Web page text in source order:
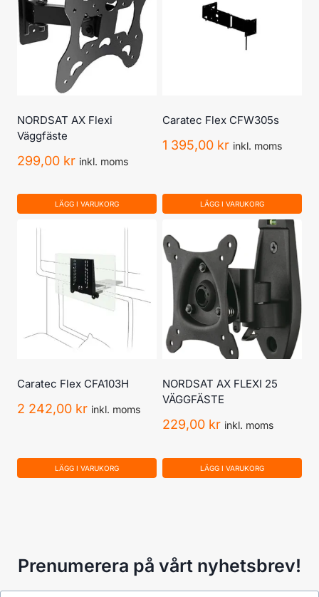
NORDSAT AX Flexi
Väggfäste
299,00 kr inkl. moms
LÄGG I VARUKORG
Caratec Flex CFW305s
1 395,00 kr inkl. moms
LÄGG I VARUKORG
Caratec Flex CFA103H
2 242,00 kr inkl. moms
LÄGG I VARUKORG
NORDSAT AX FLEXI 25
VÄGGFÄSTE
229,00 kr inkl. moms
LÄGG I VARUKORG
Prenumerera på vårt nyhetsbrev!